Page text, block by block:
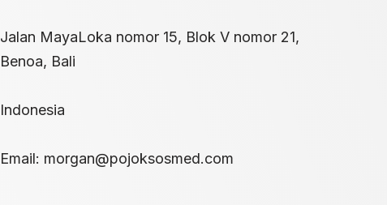
Jalan MayaLoka nomor 15, Blok V nomor 21,
Benoa, Bali
Indonesia
Email: morgan@pojoksosmed.com